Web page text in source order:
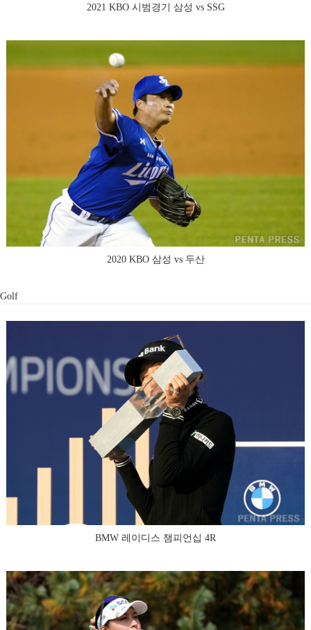
2021 KBO 시범경기 삼성 vs SSG
2020 KBO 삼성 vs 두산
Golf
BMW 레이디스 챔피언십 4R